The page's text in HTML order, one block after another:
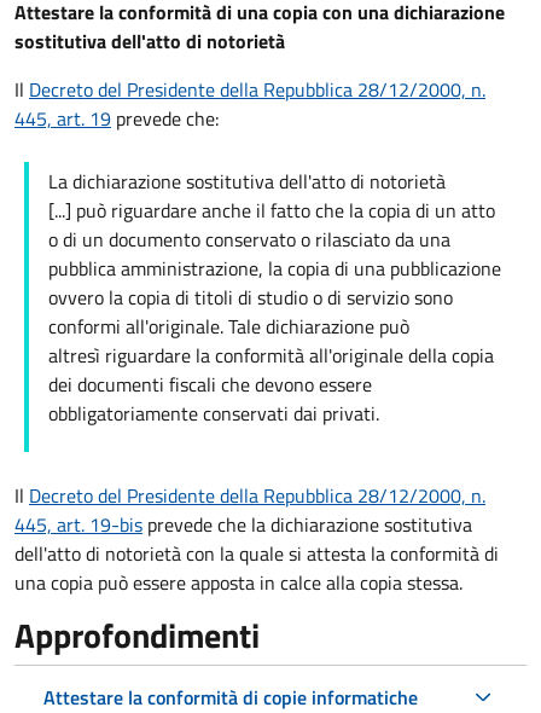
Attestare la conformità di una copia con una dichiarazione
sostitutiva dell'atto di notorietà
Il Decreto del Presidente della Repubblica 28/12/2000, n.
445, art. 19 prevede che:
La dichiarazione sostitutiva dell'atto di notorietà
[...] può riguardare anche il fatto che la copia di un atto
o di un documento conservato o rilasciato da una
pubblica amministrazione, la copia di una pubblicazione
ovvero la copia di titoli di studio o di servizio sono
conformi all'originale. Tale dichiarazione può
altresì riguardare la conformità all'originale della copia
dei documenti fiscali che devono essere
obbligatoriamente conservati dai privati.
Il Decreto del Presidente della Repubblica 28/12/2000, n.
445, art. 19-bis prevede che la dichiarazione sostitutiva
dell'atto di notorietà con la quale si attesta la conformità di
una copia può essere apposta in calce alla copia stessa.
Approfondimenti
Attestare la conformità di copie informatiche